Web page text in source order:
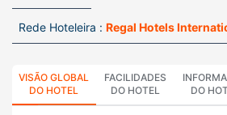
Rede Hoteleira : Regal Hotels
VISÃO GLOBAL
DO HOTEL
FACILIDADES
DO HOTEL
DO